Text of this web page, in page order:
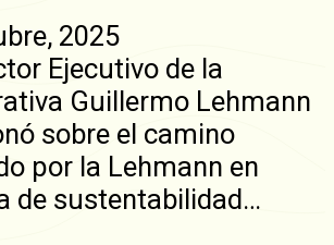
2025
Ejecutivo de la
Guillermo Lehmann
sobre el camino
por la Lehmann en
de sustentabilidad…